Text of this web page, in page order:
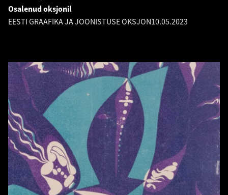
Osalenud oksjonil
EESTI GRAAFIKA JA JOONISTUSE OKSJON10.05.2023